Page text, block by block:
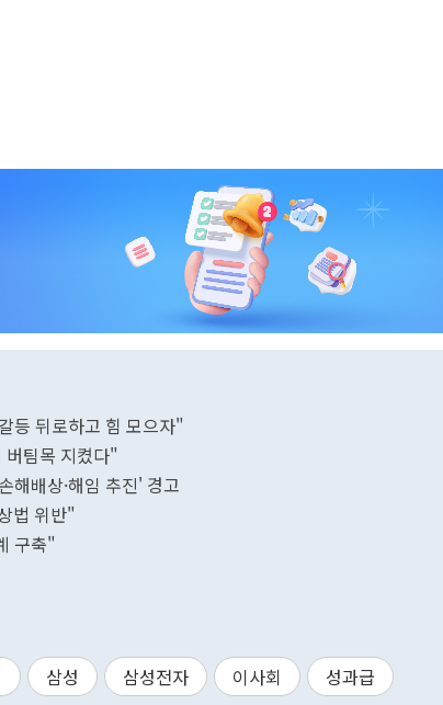
등 뒤로하고 힘 모으자"
팀목 지켰다"
해배상·해임 추진' 경고
법 위반"
구축"
삼성 삼성전자 이사회 성과급